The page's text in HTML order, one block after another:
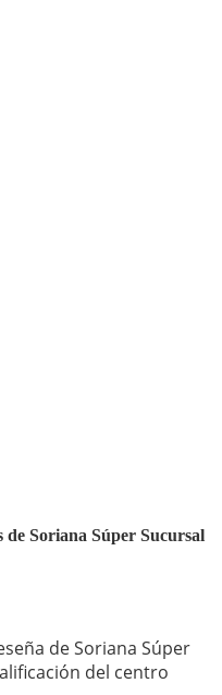
de Soriana Súper Sucursal
de Soriana Súper
del centro